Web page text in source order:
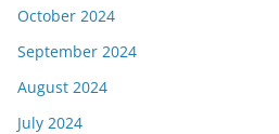
October 2024
September 2024
August 2024
July 2024